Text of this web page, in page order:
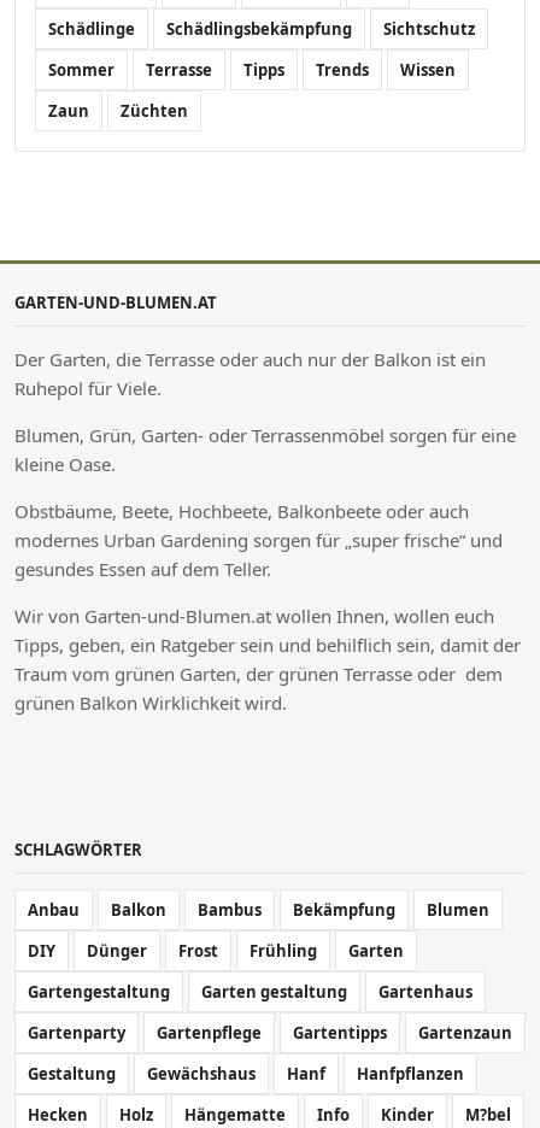
Schädlinge
Schädlingsbekämpfung
Sichtschutz
Sommer
Terrasse Tipps Trends
Wissen
Zaun
Züchten
GARTEN-UND-BLUMEN.AT
Der Garten, die Terrasse oder auch nur der Balkon ist ein
Ruhepol für Viele.
Blumen, Grün, Garten- oder Terrassenmöbel sorgen für eine
kleine Oase.
Obstbäume, Beete, Hochbeete, Balkonbeete oder auch
modernes Urban Gardening sorgen für „super frische“ und
gesundes Essen auf dem Teller.
Wir von Garten-und-Blumen.at wollen Ihnen, wollen euch
Tipps, geben, ein Ratgeber sein und behilflich sein, damit der
Traum vom grünen Garten, der grünen Terrasse oder dem
grünen Balkon Wirklichkeit wird.
SCHLAGWÖRTER
Anbau Balkon Bambus Bekämpfung
Blumen
DIY
Dünger Frost Frühling
Garten
Gartengestaltung
Garten gestaltung
Gartenhaus
Gartenparty
Gartenpflege Gartentipps
Gartenzaun
Gestaltung
Gewächshaus Hanf
Hanfpflanzen
Hecken
Holz Hängematte Info Kinder M?bel